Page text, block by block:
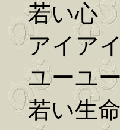
若い心
アイア
ユーユ
若い生